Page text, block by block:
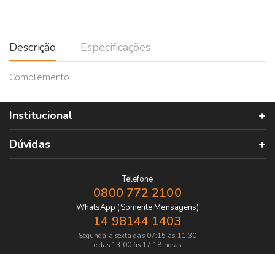
Descrição Especificações
Complemento
Institucional
Dúvidas
Telefone
0800 772 2100
WhatsApp (Somente Mensagens)
14 98144 1403
Segunda à sexta das 07:15 às 11:30
e das 13:00 às 17:18 horas